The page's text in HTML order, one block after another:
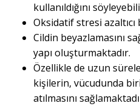
kullanıldığını
Oksidatif stresi
Cildin beyazlamasını
yapı oluşturmaktadır.
Özellikle de uzun
kişilerin, vücudunda
atılmasını